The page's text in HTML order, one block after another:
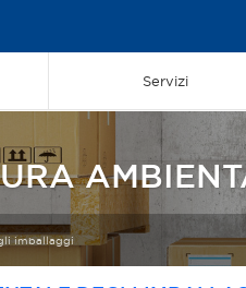
Servizi
imballaggi